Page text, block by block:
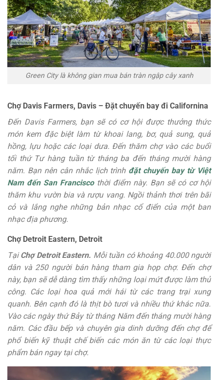
Green City là không gian mua bán tràn ngập cây xanh
Chợ Davis Farmers, Davis – Đặt chuyến bay đi Californina
Đến Davis Farmers, bạn sẽ có cơ hội được thưởng thức
món kem đặc biệt làm từ khoai lang, bơ, quả sung, quả
hồng, lựu hoặc các loại dưa. Đến thăm chợ vào các buổi
tối thứ Tư hàng tuần từ tháng ba đến tháng mười hàng
năm. Bạn nên cân nhắc lịch trình đặt chuyến bay từ Việt
Nam đến San Franciscothời điểm này. Bạn sẽ có cơ hội
thăm khu vườn bia và rượu vang. Ngồi thảnh thơi trên bãi
cỏ và lắng nghe những bản nhạc cổ điển của một ban
nhạc địa phương.
Chợ Detroit Eastern, Detroit
TạiChợ Detroit Eastern. Mỗi tuần có khoảng 40.000 người
dân và 250 người bán hàng tham gia họp chợ. Đến chợ
này, bạn sẽ dễ dàng tìm thấy những loại mứt được làm thủ
công. Các loại hoa quả mới hái từ các trang trại xung
quanh. Bên cạnh đó là thịt bò tươi và nhiều thứ khác nữa.
Vào các ngày thứ Bảy từ tháng Năm đến tháng mười hàng
năm. Các đầu bếp và chuyên gia dinh dưỡng đến chợ để
phổ biến kỹ thuật chế biến các món ăn từ các loại thực
phẩm bán ngay tại chợ.